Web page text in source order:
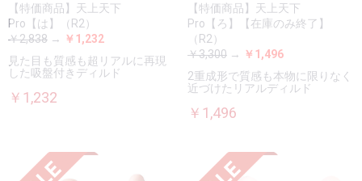
【特価商品】天上天下
Pro【は】（R2）
￥2,838 → ￥1,232
見た目も質感も超リアルに再現
した吸盤付きディルド
￥1,232
【特価商品】天上天下
Pro【ろ】【在庫のみ終了】
（R2）
￥3,300 → ￥1,496
2重成形で質感も本物に限りなく
近づけたリアルディルド
￥1,496